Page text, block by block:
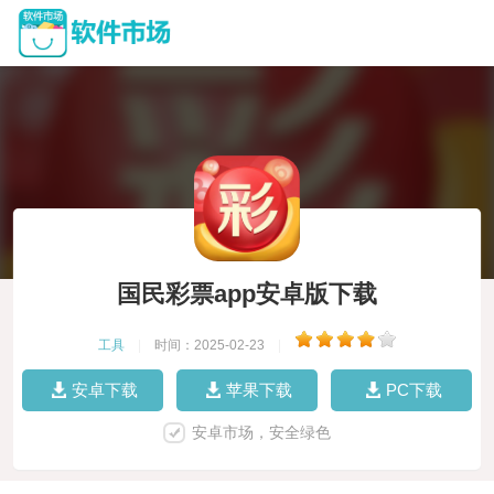
国民彩票app安卓版下载
工具 时间：2025-02-23
安卓下载 苹果下载 PC下载
安卓市场，安全绿色